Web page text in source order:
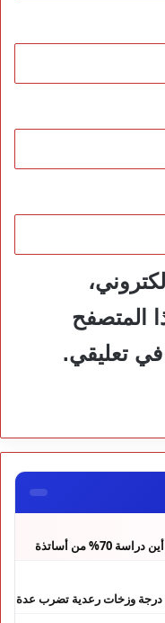
المتصفح
في تعليقي.
النقابة الوطنية للتعليم تُحرج التويزي: أين دراسة 70% من أساتذة
نشرة إنذارية.. موجة حر تصل إلى 47 درجة وزخات رعدية تضرب عدة